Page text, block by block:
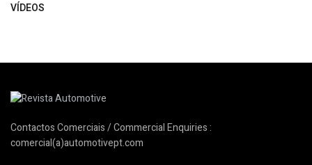
VÍDEOS
Contactos Comerciais / Commercial Enquiries :
comercial(a)automotivept.com